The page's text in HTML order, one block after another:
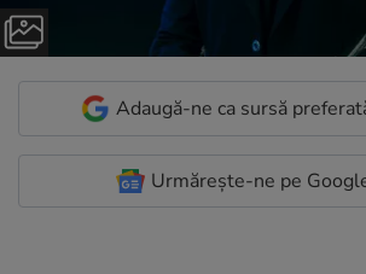
Adaugă-ne ca sursă
Urmărește-ne pe